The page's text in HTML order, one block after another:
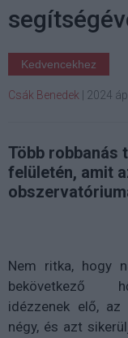
Kedvencekhez
Csák Benedek 2024
Több robbanás
felületén, amit
Nem ritka, hogy
bekövetkező
idézzenek elő,
négy, és azt